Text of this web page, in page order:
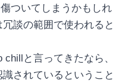
ついてしまうかもしれ
談の範囲で使われると
と言ってきたなら、
されているということ